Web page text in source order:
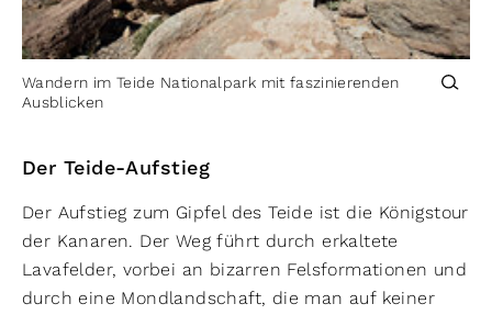
Wandern im Teide Nationalpark mit faszinierenden
Ausblicken
Der Teide-Aufstieg
Der Aufstieg zum Gipfel des Teide ist die Königstour
der Kanaren. Der Weg führt durch erkaltete
Lavafelder, vorbei an bizarren Felsformationen und
durch eine Mondlandschaft, die man auf keiner